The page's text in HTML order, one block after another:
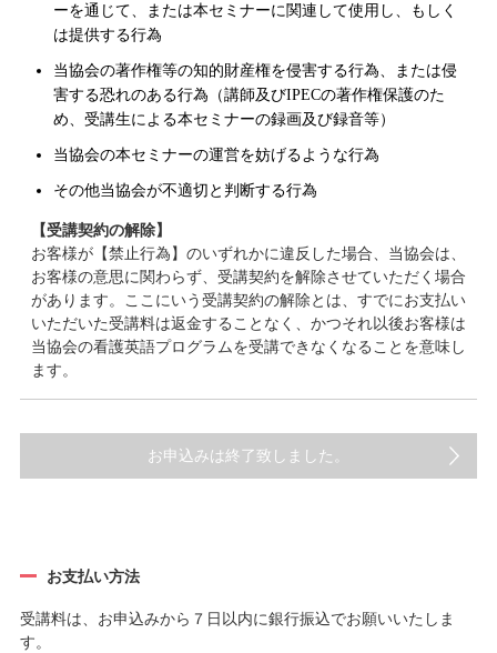
ーを通じて、または本セミナーに関連して使用し、もしく
は提供する行為
当協会の著作権等の知的財産権を侵害する行為、または侵
害する恐れのある行為（講師及びIPECの著作権保護のた
め、受講生による本セミナーの録画及び録音等）
当協会の本セミナーの運営を妨げるような行為
その他当協会が不適切と判断する行為
【受講契約の解除】
お客様が【禁止行為】のいずれかに違反した場合、当協会は、
お客様の意思に関わらず、受講契約を解除させていただく場合
があります。ここにいう受講契約の解除とは、すでにお支払い
いただいた受講料は返金することなく、かつそれ以後お客様は
当協会の看護英語プログラムを受講できなくなることを意味し
ます。
お申込みは終了致しました。
お支払い方法
受講料は、お申込みから７日以内に銀行振込でお願いいたしま
す。